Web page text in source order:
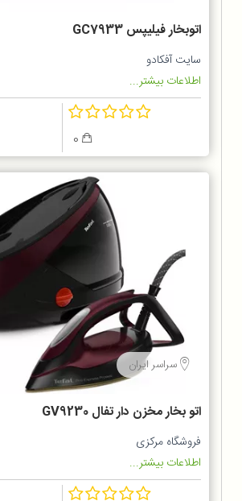
اتوبخار فیلیپس GC7933
سایت آفکادو
اطلاعات بیشتر...
سراسر ایران
اتو بخار مخزن دار تفال GV9230
فروشگاه مرکزی
اطلاعات بیشتر...